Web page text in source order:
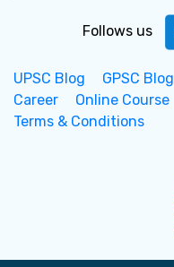
Follows us
UPSC Blog GPSC Blog
Career
Online Course
Terms & Conditions